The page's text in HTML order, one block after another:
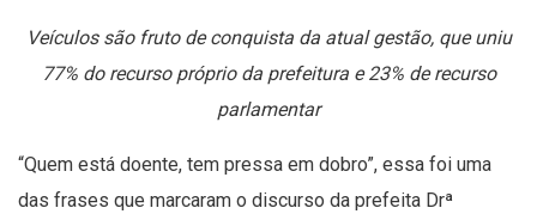
Veículos são fruto de conquista da atual gestão, que uniu
77% do recurso próprio da prefeitura e 23% de recurso
parlamentar
“Quem está doente, tem pressa em dobro”, essa foi uma
das frases que marcaram o discurso da prefeita Drª